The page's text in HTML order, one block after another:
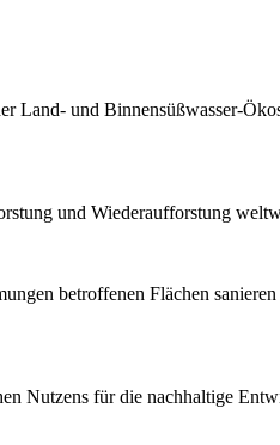
Land- und Binnensüßwasser-
und Wiederaufforstung
betroffenen Flächen
Nutzens für die nachhaltige